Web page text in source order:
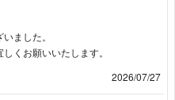
ました。
くお願いいたします。
2026/07/27